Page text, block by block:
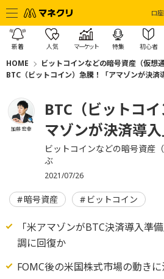
口
新着 人気 マーケット 特集 初心者
HOME
ビットコインなどの暗号資産（仮想
BTC（ビットコイン）急騰！「アマゾンが決済
加藤 宏幸
BTC（ビットコ
マゾンが決済導
ビットコインなどの暗号資産
ぶ
2021/07/26
暗号資産 ビットコイン
「米アマゾンがBTC決済導入準
調に回復か
FOMC後の米国株式市場の動きに